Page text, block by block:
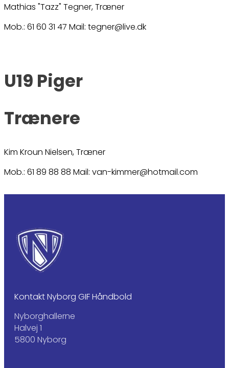
Mathias "Tazz" Tegner, Træner
Mob.: 61 60 31 47 Mail: tegner@live.dk
U19 Piger
Trænere
Kim Kroun Nielsen, Træner
Mob.: 61 89 88 88 Mail: van-kimmer@hotmail.com
Kontakt Nyborg GIF Håndbold
Nyborghallerne
Halvej 1
5800 Nyborg